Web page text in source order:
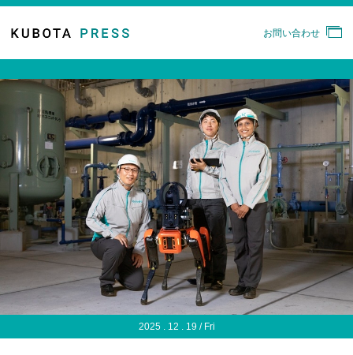
お問い合わせ
2025 . 12 . 19 / Fri